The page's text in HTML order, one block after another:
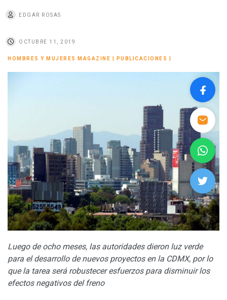
EDGAR ROSAS
OCTUBRE 11, 2019
HOMBRES Y MUJERES MAGAZINE PUBLICACIONES
Luego de ocho meses, las autoridades dieron luz verde
para el desarrollo de nuevos proyectos en la CDMX, por lo
que la tarea será robustecer esfuerzos para disminuir los
efectos negativos del freno